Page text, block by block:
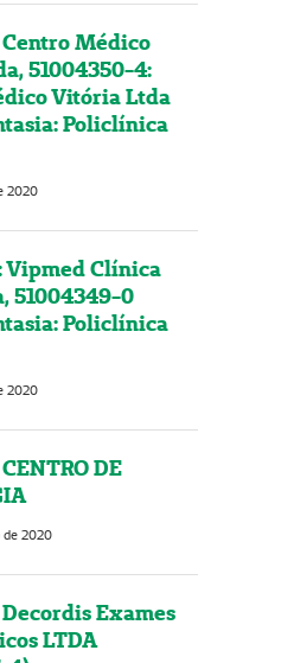
Médico
51004350-4:
Vitória Ltda
Policlínica
2020
Vipmed Clínica
51004349-0
Policlínica
2020
DE
de 2020
Exames
LTDA